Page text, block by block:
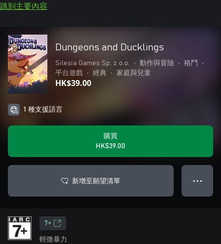
跳到主要內容
Dungeons and Ducklings
Silesia Games Sp. z o.o. • 動作與冒險 • 格鬥
•
平台遊戲
• 經典 • 家庭與兒童
HK$39.00
1 種支援語言
購買
HK$39.00
新增至願望清單 ● ● ●
7+
輕微暴力